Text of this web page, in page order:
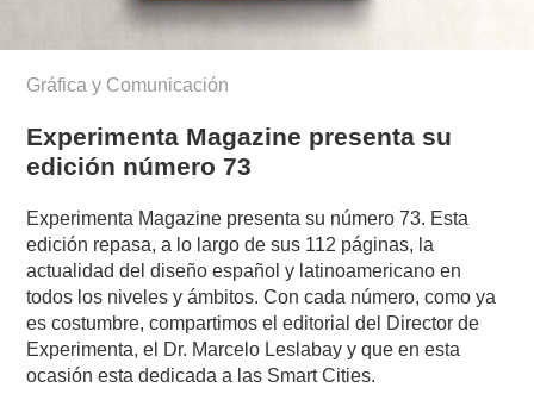
Gráfica y Comunicación
Experimenta Magazine presenta su
edición número 73
Experimenta Magazine presenta su número 73. Esta
edición repasa, a lo largo de sus 112 páginas, la
actualidad del diseño español y latinoamericano en
todos los niveles y ámbitos. Con cada número, como ya
es costumbre, compartimos el editorial del Director de
Experimenta, el Dr. Marcelo Leslabay y que en esta
ocasión esta dedicada a las Smart Cities.